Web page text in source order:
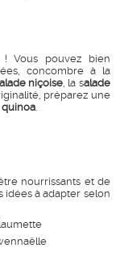
! Vous pouvez bien
concombre à la
niçoise, la salade
préparez une
.
nourrissants et de
idées à adapter selon